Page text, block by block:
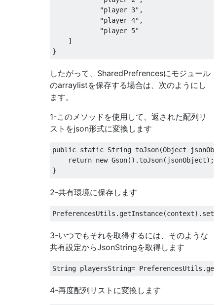
"player 3" ,
"player 4" ,
"player 5"
]
}
したがって、SharedPrefrencesにモジュール
のarraylistを保存する場合は、次のようにし
ます。
1-このメソッドを使用して、返された配列リ
ストをjson形式に変換します
public static String toJson(Object
return new Gson().toJson( jsonObject);
}
2-共有環境に保存します
PreferencesUtils . getInstance(context).
3-いつでもそれを取得するには、そのような
共有設定からJsonStringを取得します
String playersString= PreferencesUtils .
4-再度配列リストに変換します